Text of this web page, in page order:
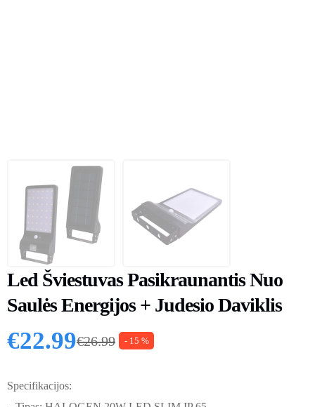
Led Šviestuvas Pasikraunantis Nuo
Saulės Energijos + Judesio Daviklis
€26.99
Original price was: €26.99.
€22.99
Current price is: €22.99.
- 15 %
Specifikacijos: